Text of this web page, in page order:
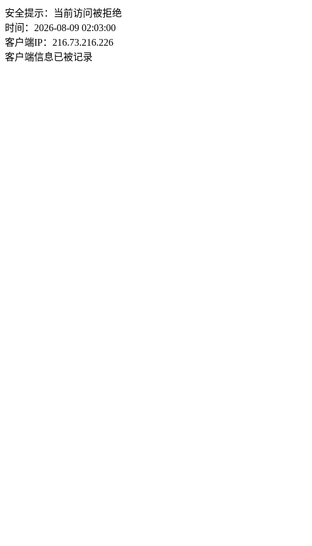
安全提示：当前访问被拒绝
时间：2026-08-09 02:03:00
客户端IP：216.73.216.226
客户端信息已被记录